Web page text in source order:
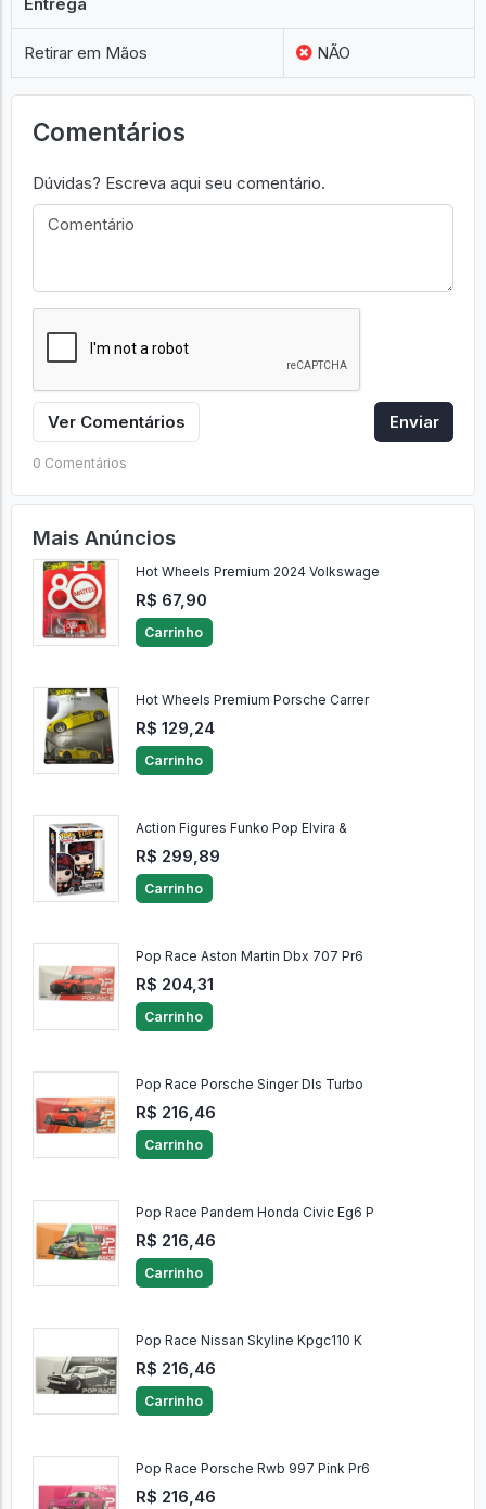
Retirar em Mãos NÃO
Comentários
Dúvidas? Escreva aqui seu comentário.
Ver Comentários Enviar
0 Comentários
Mais Anúncios
Hot Wheels Premium 2024 Volkswage
R$ 67,90
Carrinho
Hot Wheels Premium Porsche Carrer
R$ 129,24
Carrinho
Action Figures Funko Pop Elvira &
R$ 299,89
Carrinho
Pop Race Aston Martin Dbx 707 Pr6
R$ 204,31
Carrinho
Pop Race Porsche Singer Dls Turbo
R$ 216,46
Carrinho
Pop Race Pandem Honda Civic Eg6 P
R$ 216,46
Carrinho
Pop Race Nissan Skyline Kpgc110 K
R$ 216,46
Carrinho
Pop Race Porsche Rwb 997 Pink Pr6
R$ 216,46